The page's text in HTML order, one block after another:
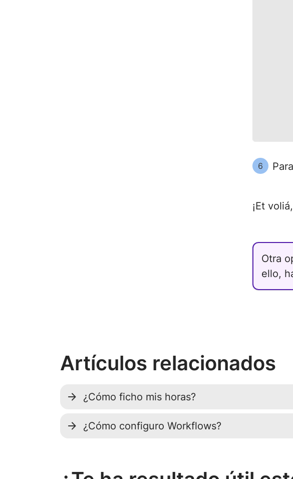
6
¡Et
Otra
ello,
Artículos relacionados
¿Cómo ficho mis horas?
¿Cómo configuro Workflows?